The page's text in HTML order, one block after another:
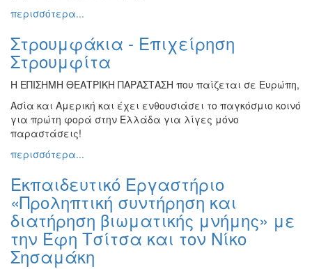
περισσότερα...
Στρουμφάκια - Επιχείρηση
Στρουμφίτα
Η ΕΠΙΣΗΜΗ ΘΕΑΤΡΙΚΗ ΠΑΡΑΣΤΑΣΗ που παίζεται σε Ευρώπη,
Ασία και Αμερική και έχει ενθουσιάσει το παγκόσμιο κοινό
για πρώτη φορά στην Ελλάδα για λίγες μόνο
παραστάσεις!
περισσότερα...
Εκπαιδευτικό Εργαστήριο
«Προληπτική συντήρηση και
διατήρηση βιωματικής μνήμης» με
την Έφη Τσίτσα και τον Νίκο
Σησαμάκη